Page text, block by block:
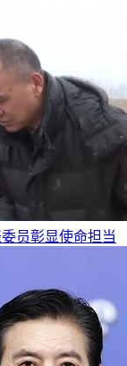
员彰显使命担当